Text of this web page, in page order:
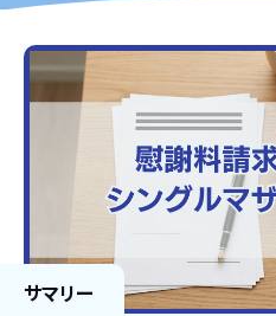
サマリー